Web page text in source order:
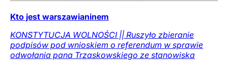
Kto jest warszawianinem
KONSTYTUCJA WOLNOŚCI || Ruszyło zbieranie
podpisów pod wnioskiem o referendum w sprawie
odwołania pana Trzaskowskiego ze stanowiska